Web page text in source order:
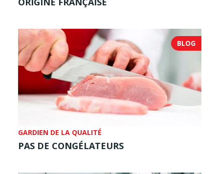
BLOG
GARDIEN DE LA QUALITÉ
PAS DE CONGÉLATEURS